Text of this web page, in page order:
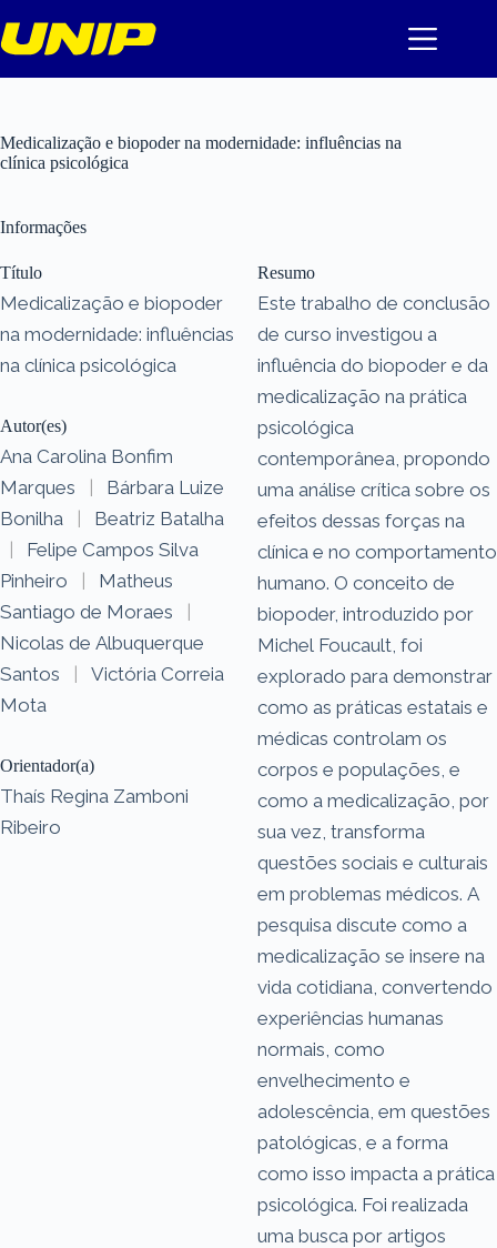
para
o
Medicalização e biopoder na modernidade: influências na
clínica psicológica
Informações
Título
Medicalização e biopoder
na modernidade: influências
na clínica psicológica
Autor(es)
Ana Carolina Bonfim
Marques
|
Bárbara Luize
Bonilha
|
Beatriz Batalha
|
Felipe Campos Silva
Pinheiro
|
Matheus
Santiago de Moraes
|
Nicolas de Albuquerque
Santos
|
Victória Correia
Mota
Orientador(a)
Thaís Regina Zamboni
Ribeiro
Resumo
Este trabalho de conclusão
de curso investigou a
influência do biopoder e da
medicalização na prática
psicológica
contemporânea, propondo
uma análise crítica sobre os
efeitos dessas forças na
clínica e no comportamento
humano. O conceito de
biopoder, introduzido por
Michel Foucault, foi
explorado para demonstrar
como as práticas estatais e
médicas controlam os
corpos e populações, e
como a medicalização, por
sua vez, transforma
questões sociais e culturais
em problemas médicos. A
pesquisa discute como a
medicalização se insere na
vida cotidiana, convertendo
experiências humanas
normais, como
envelhecimento e
adolescência, em questões
patológicas, e a forma
como isso impacta a prática
psicológica. Foi realizada
uma busca por artigos